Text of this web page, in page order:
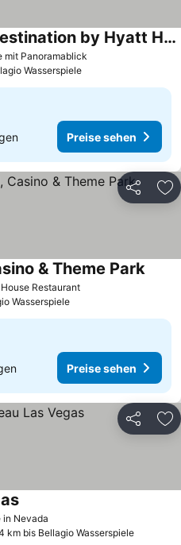
mit Panoramablick
Rio Hotel & Casino, a Destination by Hyatt Hotel.
Wasserspiele
Preise sehen
Teilen
Restaurant
& Theme Park
Wasserspiele
Preise sehen
Teilen
in Nevada
km bis Bellagio Wasserspiele